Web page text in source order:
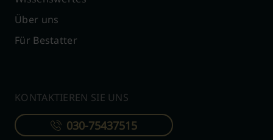
Über uns
Für Bestatter
KONTAKTIEREN SIE UNS
030-75437515